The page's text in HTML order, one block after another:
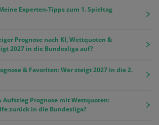
Experten-Tipps zum 1. Spieltag
Prognose nach KI, Wettquoten &
2027 in die Bundesliga auf?
& Favoriten: Wer steigt 2027 in die 2.
Aufstieg Prognose mit Wettquoten:
zurück in die Bundesliga?